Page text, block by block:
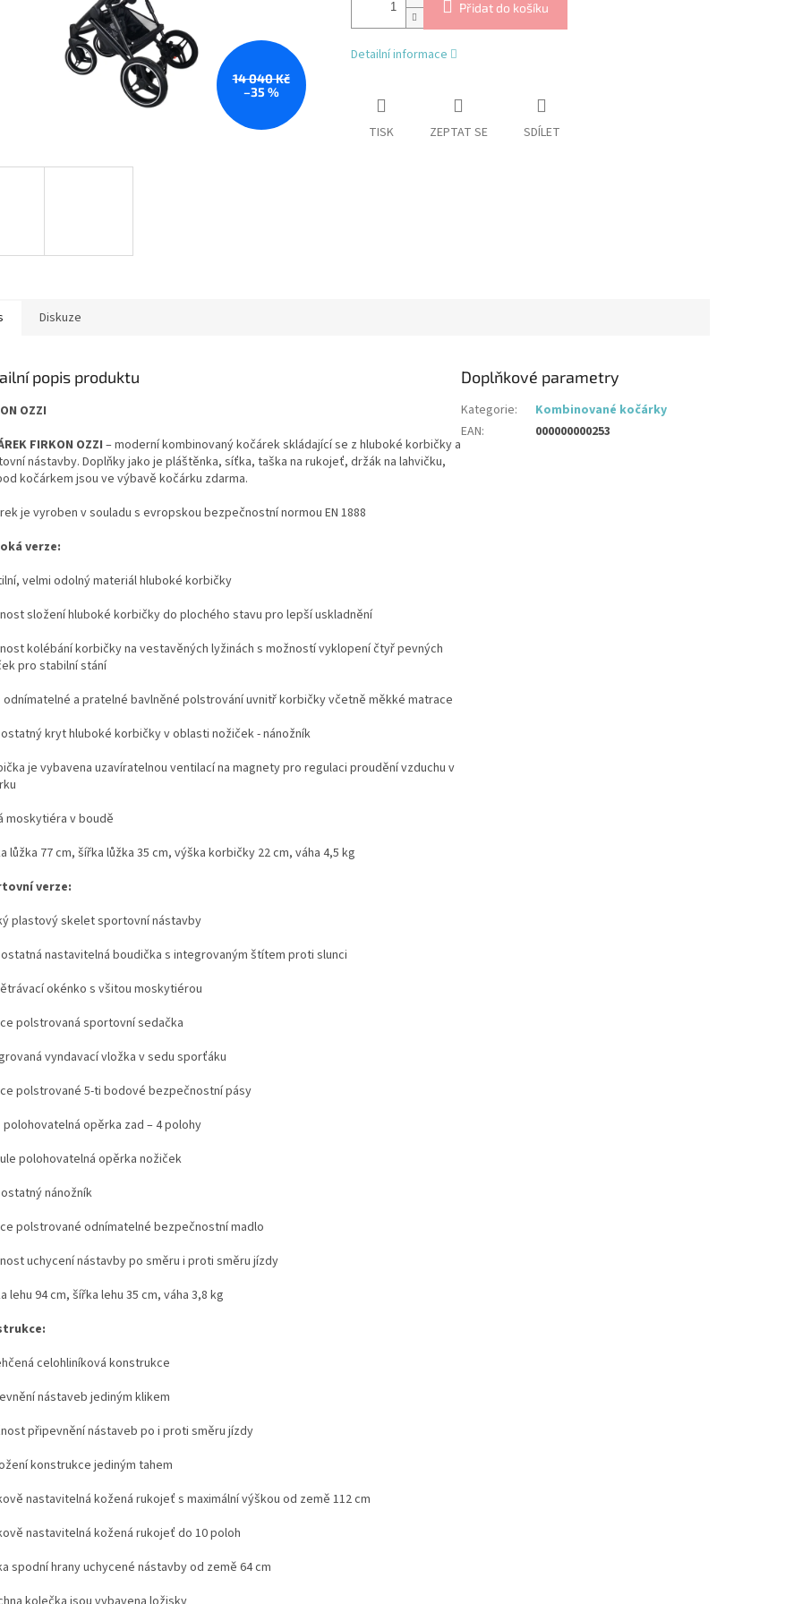
14 040 Kč
–35 %
Přidat do košíku
Detailní informace
TISK ZEPTAT SE SDÍLET
Diskuze
popis produktu
OZZI
FIRKON OZZI – moderní kombinovaný kočárek skládající se z hluboké korbičky a
nástavby. Doplňky jako je pláštěnka, síťka, taška na rukojeť, držák na lahvičku,
kočárkem jsou ve výbavě kočárku zdarma.
je vyroben v souladu s evropskou bezpečnostní normou EN 1888
verze:
velmi odolný materiál hluboké korbičky
složení hluboké korbičky do plochého stavu pro lepší uskladnění
kolébání korbičky na vestavěných lyžinách s možností vyklopení čtyř pevných
pro stabilní stání
odnímatelné a pratelné bavlněné polstrování uvnitř korbičky včetně měkké matrace
kryt hluboké korbičky v oblasti nožiček - nánožník
je vybavena uzavíratelnou ventilací na magnety pro regulaci proudění vzduchu v
moskytiéra v boudě
lůžka 77 cm, šířka lůžka 35 cm, výška korbičky 22 cm, váha 4,5 kg
verze:
plastový skelet sportovní nástavby
nastavitelná boudička s integrovaným štítem proti slunci
okénko s všitou moskytiérou
polstrovaná sportovní sedačka
vyndavací vložka v sedu sporťáku
polstrované 5-ti bodové bezpečnostní pásy
polohovatelná opěrka zad – 4 polohy
polohovatelná opěrka nožiček
nánožník
polstrované odnímatelné bezpečnostní madlo
uchycení nástavby po směru i proti směru jízdy
lehu 94 cm, šířka lehu 35 cm, váha 3,8 kg
celohliníková konstrukce
nástaveb jediným klikem
připevnění nástaveb po i proti směru jízdy
konstrukce jediným tahem
nastavitelná kožená rukojeť s maximální výškou od země 112 cm
nastavitelná kožená rukojeť do 10 poloh
spodní hrany uchycené nástavby od země 64 cm
Doplňkové parametry
Kategorie:
Kombinované kočárky
EAN: 000000000253